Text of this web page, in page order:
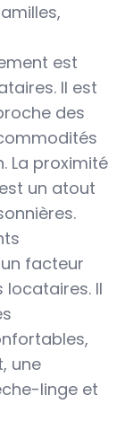
est
Il est
des
La proximité
un atout
facteur
Il
une
linge et